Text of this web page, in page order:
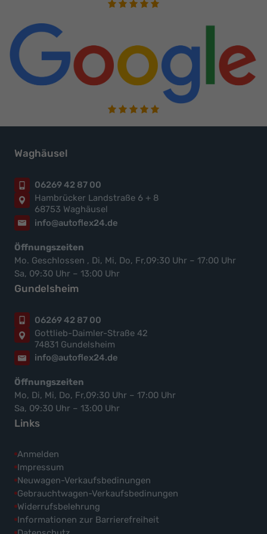
Waghäusel
06269 42 87 00
Hambrücker Landstraße 6 + 8
68753 Waghäusel
info@autoflex24.de
Öffnungszeiten
Mo. Geschlossen , Di, Mi, Do, Fr,09:30 Uhr – 17:00 Uhr
Sa, 09:30 Uhr – 13:00 Uhr
Gundelsheim
06269 42 87 00
Gottlieb-Daimler-Straße 42
74831 Gundelsheim
info@autoflex24.de
Öffnungszeiten
Mo, Di, Mi, Do, Fr,09:30 Uhr – 17:00 Uhr
Sa, 09:30 Uhr – 13:00 Uhr
Links
Anmelden
Impressum
Neuwagen-Verkaufsbedinungen
Gebrauchtwagen-Verkaufsbedinungen
Widerrufsbelehrung
Informationen zur Barrierefreiheit